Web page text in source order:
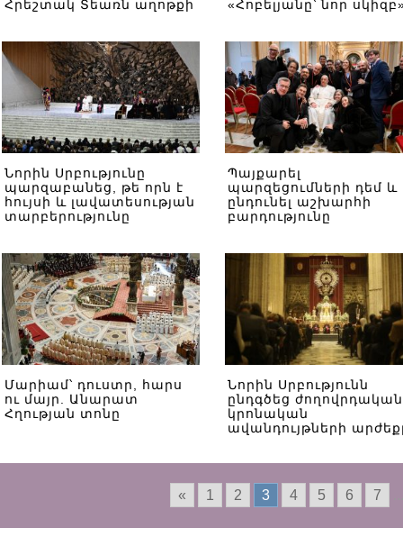
Հրեշտակ Տեառն աղոթքի
«Հոբելյանը՝ նոր
Նորին Սրբությունը
պարզաբանեց, թե որն է
հույսի և լավատեսության
տարբերությունը
Պայքարել
պարզեցումների դեմ և
ընդունել աշխարհի
բարդությունը
Մարիամ՝ դուստր, հարս
ու մայր. Անարատ
Հղության տոնը
Նորին Սրբությունն
ընդգծեց ժողովրդական
կրոնական
ավանդույթների
« 1 2 3 4 5 6 7